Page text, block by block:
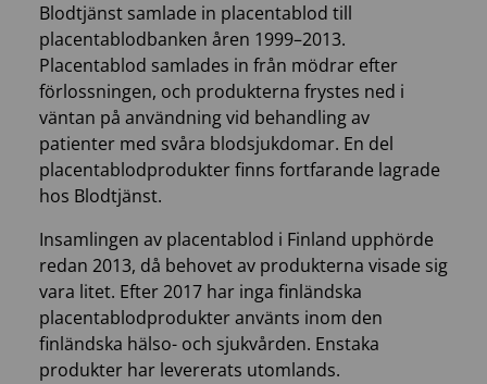
Blodtjänst samlade in placentablod till
placentablodbanken åren 1999–2013.
Placentablod samlades in från mödrar efter
förlossningen, och produkterna frystes ned i
väntan på användning vid behandling av
patienter med svåra blodsjukdomar. En del
placentablodprodukter finns fortfarande lagrade
hos Blodtjänst.
Insamlingen av placentablod i Finland upphörde
redan 2013, då behovet av produkterna visade sig
vara litet. Efter 2017 har inga finländska
placentablodprodukter använts inom den
finländska hälso- och sjukvården. Enstaka
produkter har levererats utomlands.